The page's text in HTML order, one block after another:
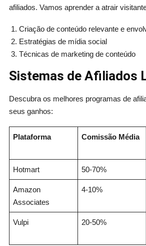
afiliados. Vamos aprender a atrair
Criação de conteúdo relevante e
Estratégias de mídia social
Técnicas de marketing de conteúdo
Sistemas de Afiliados
Descubra os melhores programas de
seus ganhos:
Plataforma Comissão Média
Hotmart 50-70%
Amazon
Associates
4-10%
Vulpi 20-50%